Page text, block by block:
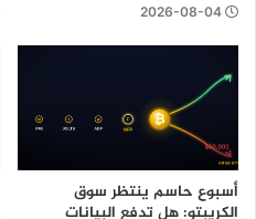
2026-08-04
أسبوع حاسم ينتظر سوق
الكريبتو: هل تدفع البيانات